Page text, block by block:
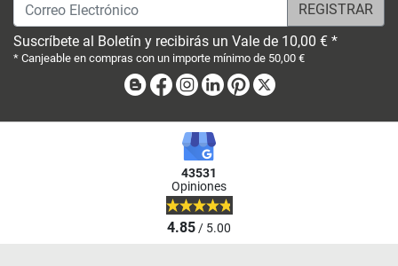
Suscríbete al Boletín y recibirás un Vale de 10,00 € *
* Canjeable en compras con un importe mínimo de 50,00 €
BlogFacebook
Instagram
LinkedinPinterest
43531
Opiniones
4.85/ 5.00